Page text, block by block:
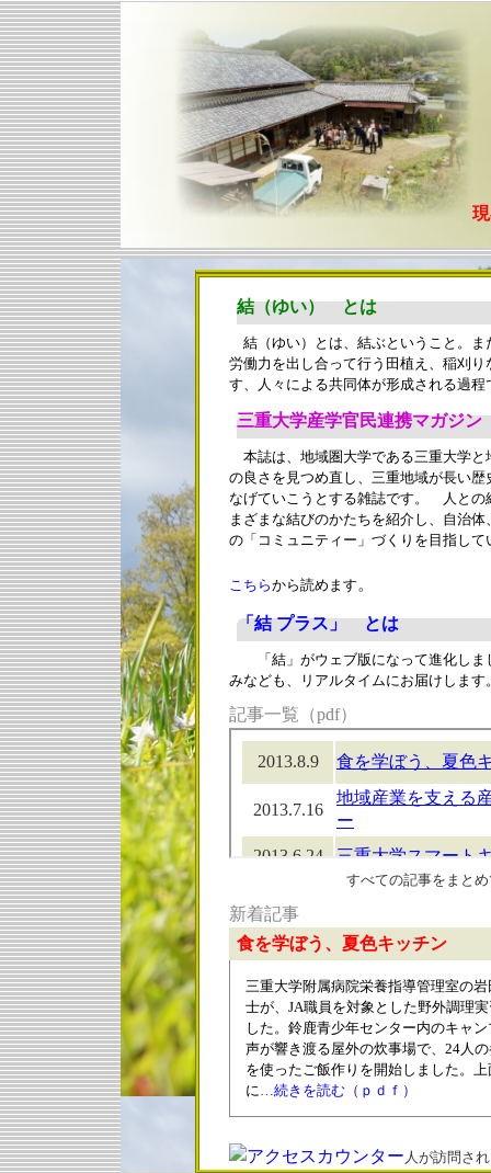
結（ゆい） とは
結（ゆい）とは、結ぶということ。ま
労働力を出し合って行う田植え、稲刈
す、人々による共同体が形成される過
三重大学産学官民連携マガ
本誌は、地域圏大学である三重大学と
の良さを見つめ直し、三重地域が長い
なげていこうとする雑誌です。 人との
まざまな結びのかたちを紹介し、自治
の「コミュニティー」づくりを目指して
こちらから読めます 。
「結 プラス」 とは
「結」がウェブ版になって進化しま
みなども、リアルタイムにお届けします
記事一覧（pdf）
すべての記事をまと
新着記事
食を学ぼう、夏色キッチン
三重大学附属病院栄養指導管理室の
士が、JA職員を対象とした野外調理
した。鈴鹿青少年センター内のキャ
声が響き渡る屋外の炊事場で、24人
を使ったご飯作りを開始しました。
に…続きを読む（ｐｄｆ）
人が訪問さ